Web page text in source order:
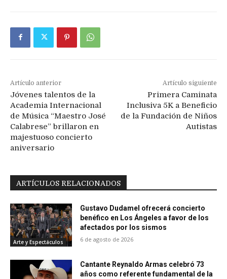
Artículo anterior
Jóvenes talentos de la
Academia Internacional
de Música “Maestro José
Calabrese” brillaron en
majestuoso concierto
aniversario
Artículo siguiente
Primera Caminata
Inclusiva 5K a Beneficio
de la Fundación de Niños
Autistas
ARTÍCULOS RELACIONADOS
Arte y Espectáculos
Gustavo Dudamel ofrecerá concierto
benéfico en Los Ángeles a favor de los
afectados por los sismos
6 de agosto de 2026
Cantante Reynaldo Armas celebró 73
años como referente fundamental de la